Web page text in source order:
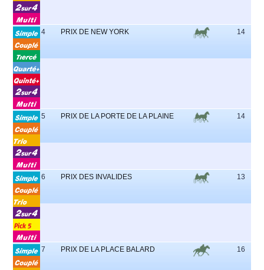
4 PRIX DE NEW YORK 14
5 PRIX DE LA PORTE DE LA PLAINE 14
6 PRIX DES INVALIDES 13
7 PRIX DE LA PLACE BALARD
16